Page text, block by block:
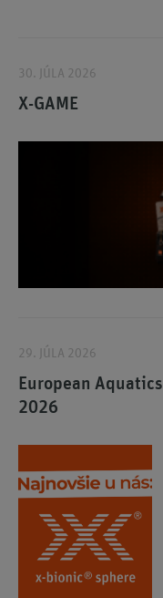
30. JÚLA 2026
X-GAME
29. JÚLA 2026
European
2026